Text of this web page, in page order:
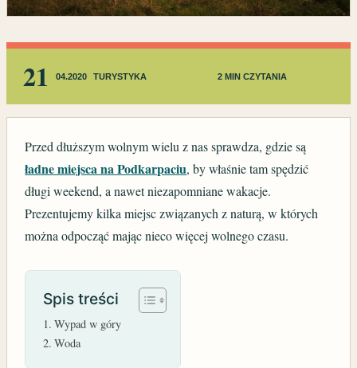
21 04.2020 TURYSTYKA 2 MIN CZYTANIA
Przed dłuższym wolnym wielu z nas sprawdza, gdzie są
ładne miejsca na Podkarpaciu, by właśnie tam spędzić
długi weekend, a nawet niezapomniane wakacje.
Prezentujemy kilka miejsc związanych z naturą, w których
można odpocząć mając nieco więcej wolnego czasu.
Spis treści
Wypad w góry
Woda